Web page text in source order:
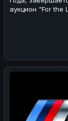
аукцион "For the